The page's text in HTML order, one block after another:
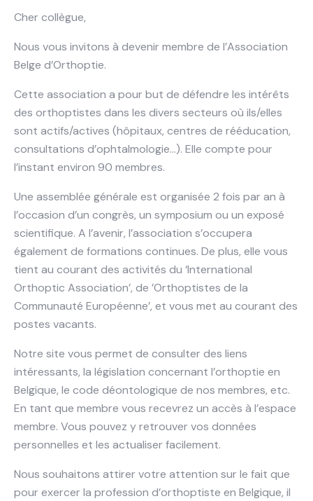
Cher collègue,
Nous vous invitons à devenir membre de l’Association
Belge d’Orthoptie.
Cette association a pour but de défendre les intérêts
des orthoptistes dans les divers secteurs où ils/elles
sont actifs/actives (hôpitaux, centres de rééducation,
consultations d’ophtalmologie…). Elle compte pour
l’instant environ 90 membres.
Une assemblée générale est organisée 2 fois par an à
l’occasion d’un congrès, un symposium ou un exposé
scientifique. A l’avenir, l’association s’occupera
également de formations continues. De plus, elle vous
tient au courant des activités du ‘International
Orthoptic Association’, de ’Orthoptistes de la
Communauté Européenne’, et vous met au courant des
postes vacants.
Notre site vous permet de consulter des liens
intéressants, la législation concernant l’orthoptie en
Belgique, le code déontologique de nos membres, etc.
En tant que membre vous recevrez un accès à l’espace
membre. Vous pouvez y retrouver vos données
personnelles et les actualiser facilement.
Nous souhaitons attirer votre attention sur le fait que
pour exercer la profession d’orthoptiste en Belgique, il